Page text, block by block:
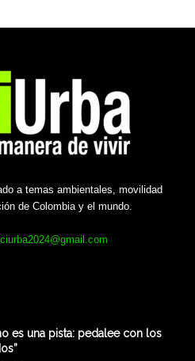
a temas ambientales, movilidad
de Colombia y el mundo.
es una pista: pedalee con los